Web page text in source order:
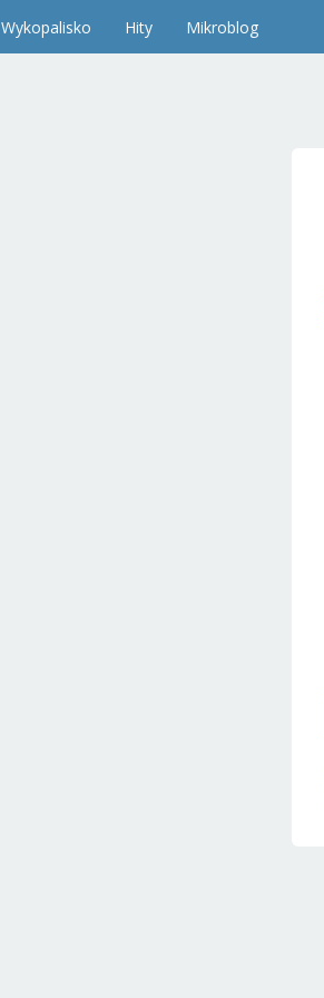
Wykopalisko Hity Mikroblog